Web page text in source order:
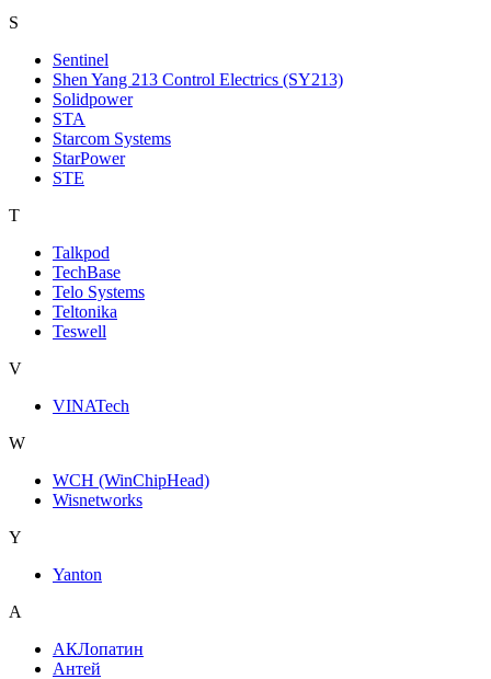
S
Sentinel
Shen Yang 213 Control Electrics (SY213)
Solidpower
STA
Starcom Systems
StarPower
STE
T
Talkpod
TechBase
Telo Systems
Teltonika
Teswell
V
VINATech
W
WCH (WinChipHead)
Wisnetworks
Y
Yanton
А
АКЛопатин
Антей